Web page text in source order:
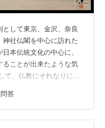
して東京、金沢、奈良
社仏閣を中心に訪れた
本伝統文化の中心に、
ることが出来たような気
て、仏教にそれなりに関
るような人は、観光と
どんな思いを抱いて観て
修学旅行中の学生グルー
答